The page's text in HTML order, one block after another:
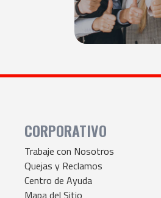
CORPORATIVO
Trabaje con Nosotros
Quejas y Reclamos
Centro de Ayuda
Mapa del Sitio